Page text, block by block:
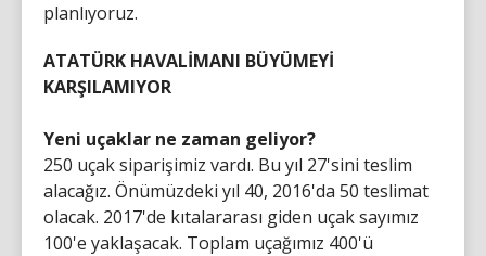
planlıyoruz.
ATATÜRK HAVALİMANI BÜYÜMEYİ
KARŞILAMIYOR
Yeni uçaklar ne zaman geliyor?
250 uçak siparişimiz vardı. Bu yıl 27'sini teslim
alacağız. Önümüzdeki yıl 40, 2016'da 50 teslimat
olacak. 2017'de kıtalararası giden uçak sayımız
100'e yaklaşacak. Toplam uçağımız 400'ü